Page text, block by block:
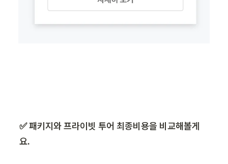
✅ 패키지와 프라이빗 투어 최종비용을 비교해볼게
요.